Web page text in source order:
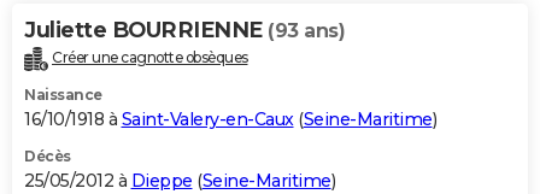
Juliette BOURRIENNE (93 ans)
Créer une cagnotte obsèques
Naissance
16/10/1918 à Saint-Valery-en-Caux(Seine-Maritime)
Décès
25/05/2012 à Dieppe (Seine-Maritime)